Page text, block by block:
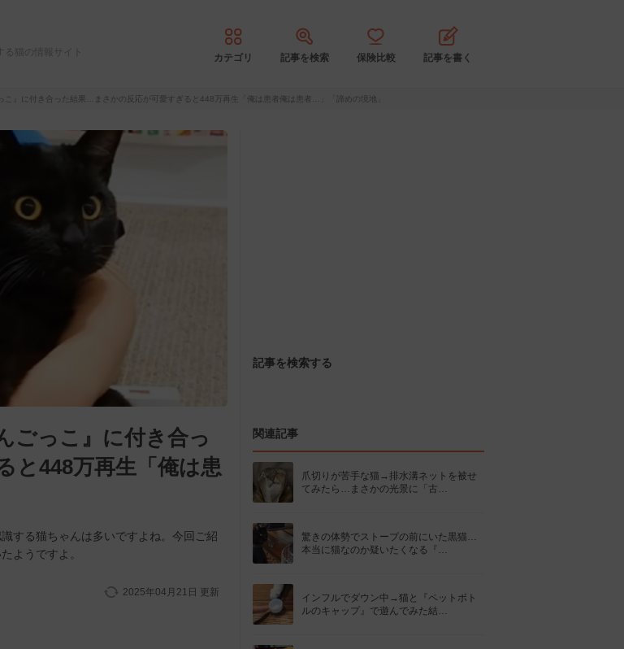
る猫の情報サイト
カテゴリ 記事を検索 保険比較 記事を書く
こ』に付き合った結果…まさかの反応が可愛すぎると448万再生「俺は患者俺は患者…」「諦めの境地」
ごっこ』に付き合っ
と448万再生「俺は患
する猫ちゃんは多いですよね。今回ご紹
ようですよ。
2025年04月21日 更新
記事を検索する
関連記事
爪切りが苦手な猫→排水溝ネットを被せ
てみたら…まさかの光景に「古…
驚きの体勢でストーブの前にいた黒猫…
本当に猫なのか疑いたくなる『…
インフルでダウン中→猫と『ペットボト
ルのキャップ』で遊んでみた結…